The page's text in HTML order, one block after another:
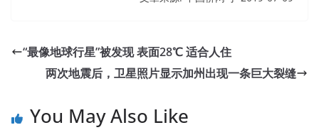
“最像地球行星”被发现 表面28℃ 适合人住
两次地震后，卫星照片显示加州出现一条巨大裂缝
You May Also Like